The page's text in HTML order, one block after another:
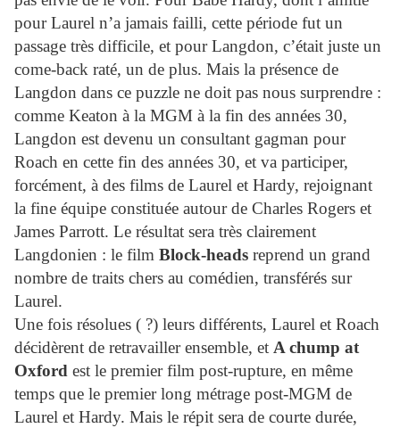
pourLaurel n’a jamais failli, cette période fut un
passage très difficile, et pour Langdon, c’était juste un
come-back raté, un de plus. Mais la présence de
Langdon dans ce puzzle ne doit pas nous surprendre :
comme Keaton à la MGM à la fin des années 30,
Langdon est devenu un consultant gagman pour
Roach en cette fin des années 30, et va participer,
forcément, à des films de Laurel et Hardy, rejoignant
la fine équipe constituée autour de Charles Rogers et
James Parrott. Le résultat sera très clairement
Langdonien : le film Block-heads reprend un grand
nombre de traits chers au comédien, transférés sur
Laurel.
Une fois résolues ( ?) leurs différents, Laurel et Roach
décidèrent de retravailler ensemble, et A chump at
Oxford est le premier film post-rupture, en même
temps que le premier long métrage post-MGM de
Laurel et Hardy. Mais le répit sera de courte durée,